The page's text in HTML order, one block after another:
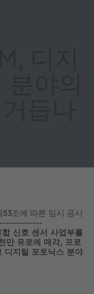
조에 따른 임시 공시
신호 센서 사업부를
만 유로에 매각, 프로
디지털 포토닉스 분야